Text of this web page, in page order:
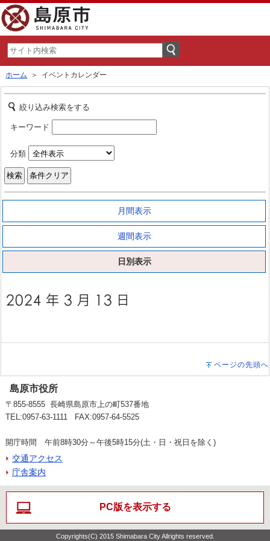
ホーム ＞ イベントカレンダー
絞り込み検索をする
キーワード
分類
月間表示
週間表示
日別表示
ページの先頭へ
島原市役所
〒855-8555 長崎県島原市上の町537番地
TEL:0957-63-1111 FAX:0957-64-5525
開庁時間 午前8時30分～午後5時15分(土・日・祝日を除く)
交通アクセス
庁舎案内
PC版を表示する
Copyrights(C) 2015 Shimabara City Allrights reserved.